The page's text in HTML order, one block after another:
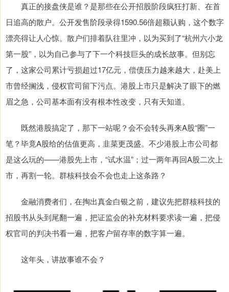
真正的接盘侠是谁？是那些在公开招股阶段疯狂打新、在首
日追高的散户。公开发售阶段录得1590.56倍超额认购，这个数字
漂亮得让人心惊。散户们排着队往里冲，以为买到了“杭州六小龙
第一股”，以为自己参与了下一个科技巨头的成长故事。但别忘
了，这家公司累计亏损超过17亿元，偿债压力越来越大，赴美上
市曾经搁浅，侵权官司留下污点。港股上市只是解决了眼下的燃
眉之急，公司基本面有没有根本性改变，只有天知道。
既然港股搞定了，那下一站呢？会不会转头再来A股“圈”一
笔？毕竟A股给的估值更高，韭菜更茂盛。不少港股上市公司都
是这么玩的——港股先上市，“试水温”；过一两年再回A股二次上
市，再割一轮。群核科技会不会也走上这条路？
金融消费者们，在掏出真金白银之前，建议先把群核科技的
招股书从头到尾翻一遍，把证监会的补充材料要求读一遍，把侵
权官司的判决书看一遍，把客户留存率的数字算一遍。
这年头，讲故事谁不会？